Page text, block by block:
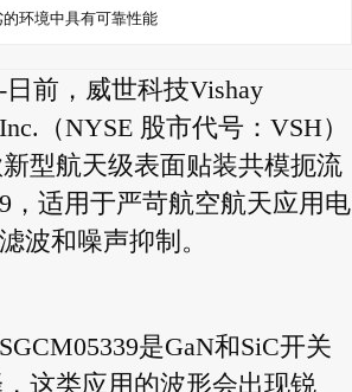
环境中具有可靠性能
日前，威世科技Vishay
（NYSE 股市代号：VSH）
型航天级表面贴装共模扼流
，适用于严苛航空航天应用电
波和噪声抑制。
是GaN和SiC开关
这类应用的波形会出现锐